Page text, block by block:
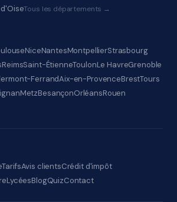
Tous les départements →
NiceNantesMontpellierStrasbourg
ReimsSaint-ÉtienneToulonLe HavreGrenoble
FerrandAix-en-ProvenceBrestTours
MetzBesançonOrléansRouen
TarifsAvis clientsCrédit d'impôt
LycéesBlogQuizContact